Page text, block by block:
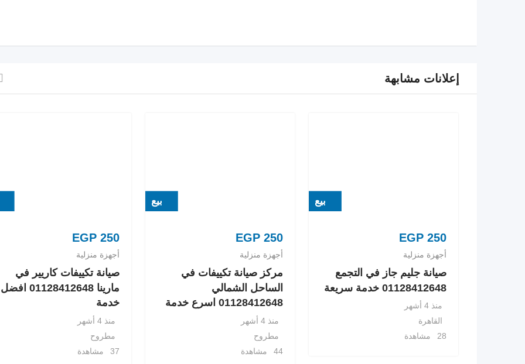
إعلانات مشابهة
بيع
EGP 250
أجهزة منزلية
صيانة جليم جاز في التجمع
01128412648 خدمة سريعة
منذ 4 أشهر
القاهرة
28 مشاهدة
بيع
EGP250
أجهزة منزلية
مركز صيانة تكييفات في
الساحل الشمالي
01128412648 اسرع خدمة
منذ 4 أشهر
مطروح
44 مشاهدة
EGP250
أجهزة منزلية
صيانة تكييفات كاريير في
مارينا 01128412648 افضل
خدمة
منذ 4 أشهر
مطروح
37 مشاهدة